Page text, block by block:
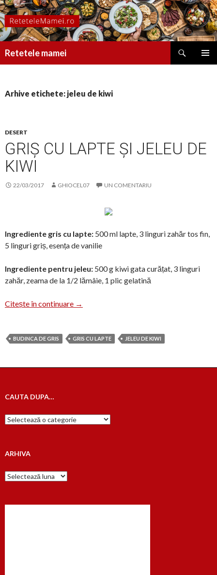
Retetele mamei
Arhive etichete: jeleu de kiwi
DESERT
GRIȘ CU LAPTE ȘI JELEU DE
KIWI
22/03/2017 GHIOCEL07 UN COMENTARIU
Ingrediente gris cu lapte: 500 ml lapte, 3 linguri zahăr tos fin,
5 linguri griș, esența de vanilie
Ingrediente pentru jeleu: 500 g kiwi gata curățat, 3 linguri
zahăr, zeama de la 1/2 lămâie, 1 plic gelatină
Citește în continuare Griș cu lapte și jeleu de kiwi
→
BUDINCA DE GRIS GRIS CU LAPTE JELEU DE KIWI
CAUTA DUPA…
Cauta
dupa…
ARHIVA
Arhiva